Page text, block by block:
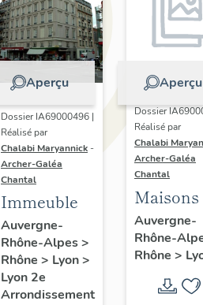
Aperçu
Dossier IA69000496 |
Réalisé par
Chalabi Maryannick -
Archer-Galéa
Chantal
Immeuble
Auvergne-
Rhône-Alpes>
Rhône > Lyon>
Lyon 2e
Arrondissement
Aperçu
Dossier
Réalisé par
Chalabi
Archer-Galéa
Chantal
Maisons
Auvergne-
Rhône-
Rhône >